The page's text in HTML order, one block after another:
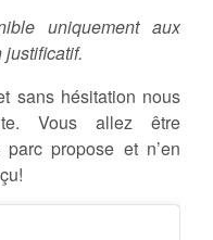
uniquement aux
justificatif.
sans hésitation nous
Vous allez être
propose et n’en